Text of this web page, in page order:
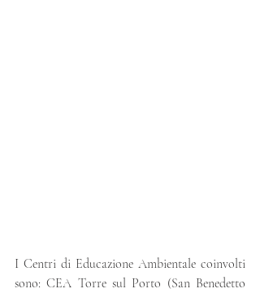
I Centri di Educazione Ambientale coinvolti
sono: CEA Torre sul Porto (San Benedetto